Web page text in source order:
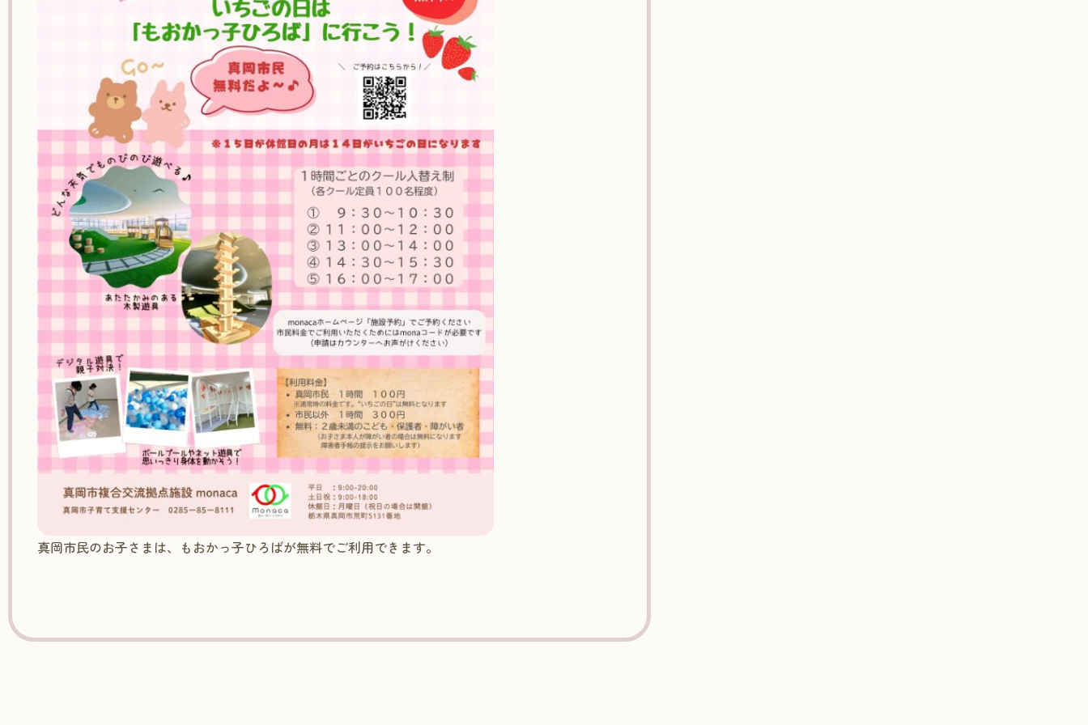
真岡市民のお子さまは、もおかっ子ひろばが無料でご利用できます。